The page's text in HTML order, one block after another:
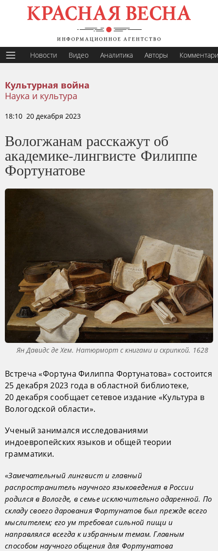
Новости Видео Аналитика Авторы
Культурная война
Наука и культура
18:10 20 декабря 2023
Вологжанам расскажут об
академике-лингвисте Филиппе
Фортунатове
Ян Давидс де Хем. Натюрморт с книгами и скрипкой. 1628
Встреча «Фортуна Филиппа Фортунатова» состоится
25 декабря 2023 года в областной библиотеке,
20 декабря сообщает сетевое издание «Культура в
Вологодской области».
Ученый занимался исследованиями
индоевропейских языков и общей теории
грамматики.
«Замечательный лингвист и главный
распространитель научного языковедения в России
родился в Вологде, в семье исключительно одаренной. По
складу своего дарования Фортунатов был прежде всего
мыслителем; его ум требовал сильной пищи и
направлялся всегда к избранным темам. Главным
способом научного общения для Фортунатова